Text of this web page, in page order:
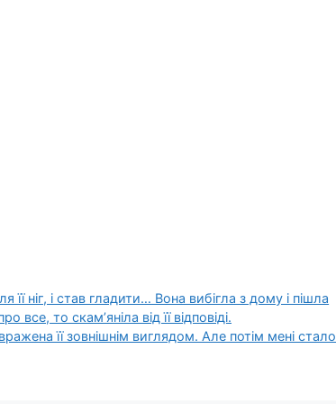
її ніг, і став гладити… Вона вибігла з дому і пішла
то скам’яніла від її відповіді.
її зовнішнім виглядом. Але потім мені стало